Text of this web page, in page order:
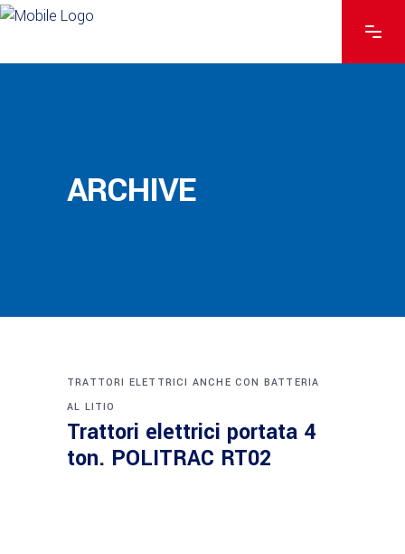
ARCHIVE
TRATTORI ELETTRICI ANCHE CON BATTERIA
AL LITIO
Trattori elettrici portata 4
ton. POLITRAC RT02